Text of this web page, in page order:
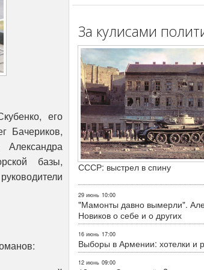
его
Бачериков,
базы,
За кулисами
СССР: выстрел в спину
29 июнь 10:00
"Мамонты давно вымерли".
Новиков о себе и о других
16 июнь 17:00
Выборы в Армении: хотелки и
12 июнь 09:00